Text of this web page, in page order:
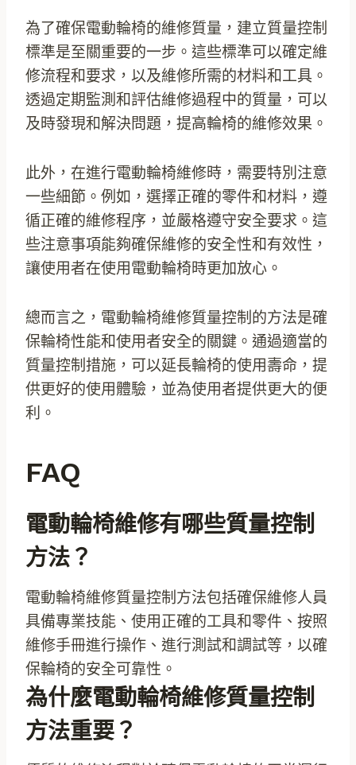
為了確保電動輪椅的維修質量，建立質量控制
標準是至關重要的一步。這些標準可以確定維
修流程和要求，以及維修所需的材料和工具。
透過定期監測和評估維修過程中的質量，可以
及時發現和解決問題，提高輪椅的維修效果。
此外，在進行電動輪椅維修時，需要特別注意
一些細節。例如，選擇正確的零件和材料，遵
循正確的維修程序，並嚴格遵守安全要求。這
些注意事項能夠確保維修的安全性和有效性，
讓使用者在使用電動輪椅時更加放心。
總而言之，電動輪椅維修質量控制的方法是確
保輪椅性能和使用者安全的關鍵。通過適當的
質量控制措施，可以延長輪椅的使用壽命，提
供更好的使用體驗，並為使用者提供更大的便
利。
FAQ
電動輪椅維修有哪些質量控制
方法？
電動輪椅維修質量控制方法包括確保維修人員
具備專業技能、使用正確的工具和零件、按照
維修手冊進行操作、進行測試和調試等，以確
保輪椅的安全可靠性。
為什麼電動輪椅維修質量控制
方法重要？